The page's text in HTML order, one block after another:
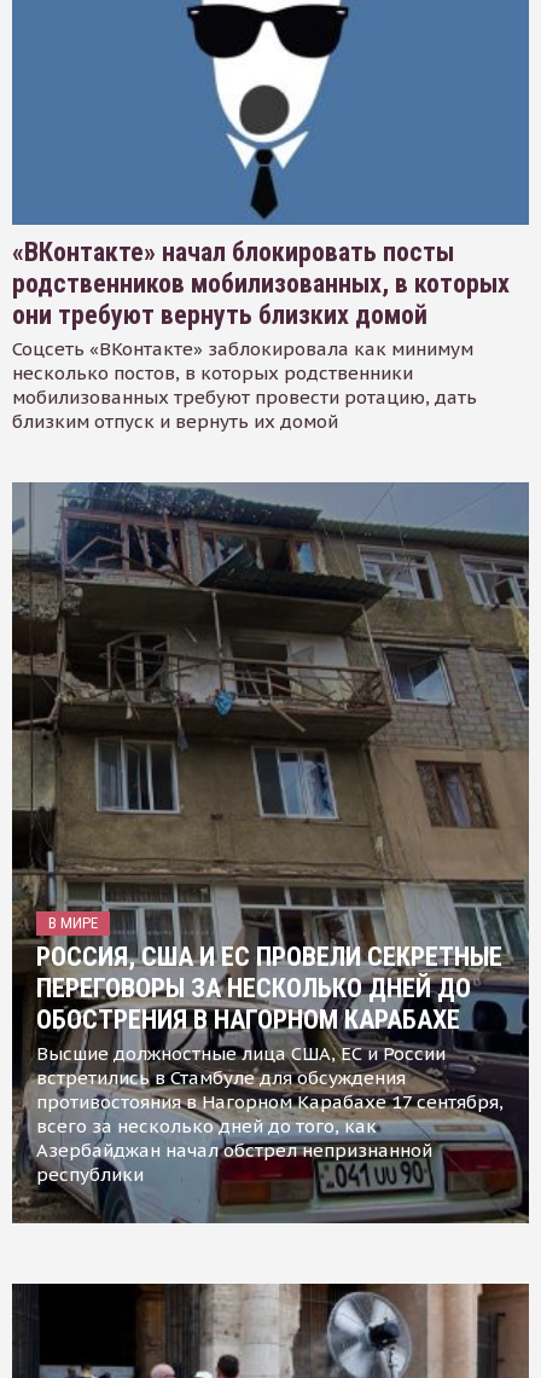
«ВКонтакте» начал блокировать посты
родственников мобилизованных, в которых
они требуют вернуть близких домой
Соцсеть «ВКонтакте» заблокировала как минимум
несколько постов, в которых родственники
мобилизованных требуют провести ротацию, дать
близким отпуск и вернуть их домой
В МИРЕ
РОССИЯ, США И ЕС ПРОВЕЛИ СЕКРЕТНЫЕ
ПЕРЕГОВОРЫ ЗА НЕСКОЛЬКО ДНЕЙ ДО
ОБОСТРЕНИЯ В НАГОРНОМ КАРАБАХЕ
Высшие должностные лица США, ЕС и России
встретились в Стамбуле для обсуждения
противостояния в Нагорном Карабахе 17 сентября,
всего за несколько дней до того, как
Азербайджан начал обстрел непризнанной
республики